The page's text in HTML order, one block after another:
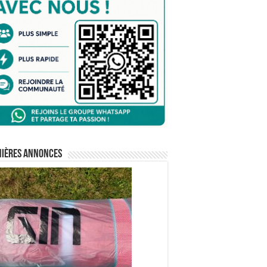
annonces